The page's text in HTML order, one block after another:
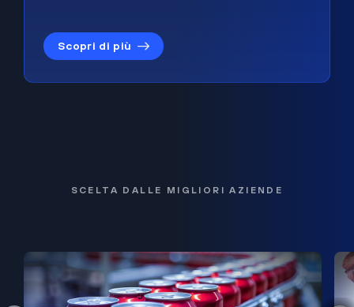
Scopri di più
SCELTA DALLE MIGLIORI AZIENDE